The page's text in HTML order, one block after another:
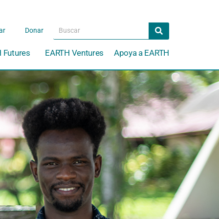
Donar Search Search
Futures EARTH Ventures Apoya a EARTH